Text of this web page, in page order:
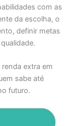
com as
da escolha, o
definir metas
extra em
sabe até
futuro.